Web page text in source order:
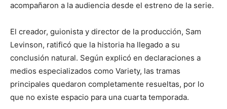
acompañaron a la audiencia desde el estreno de la serie.
El creador, guionista y director de la producción, Sam
Levinson, ratificó que la historia ha llegado a su
conclusión natural. Según explicó en declaraciones a
medios especializados como Variety, las tramas
principales quedaron completamente resueltas, por lo
que no existe espacio para una cuarta temporada.